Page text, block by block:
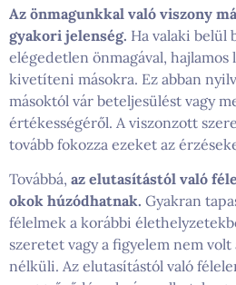
Az önmagunkkal való viszony
gyakori jelenség. Ha valaki belül
elégedetlen önmagával,
kivetíteni másokra. Ez abban
másoktól vár beteljesülést vagy
értékességéről. A viszonzott
tovább fokozza ezeket az
Továbbá, az elutasítástól való
okok húzódhatnak. Gyakran
félelmek a korábbi
szeretet vagy a figyelem nem
nélküli. Az elutasítástól való